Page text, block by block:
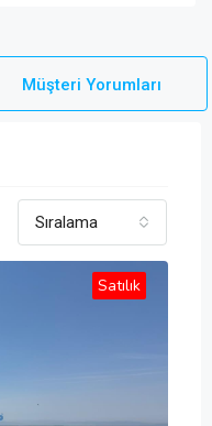
Müşteri Yorumları
Sıralama
Satılık